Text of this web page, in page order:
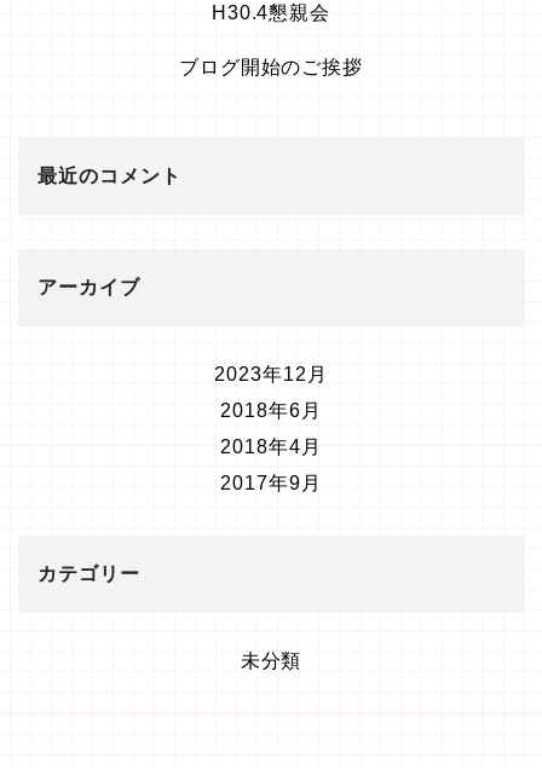
H30.4懇親会
ブログ開始のご挨拶
最近のコメント
アーカイブ
2023年12月
2018年6月
2018年4月
2017年9月
カテゴリー
未分類